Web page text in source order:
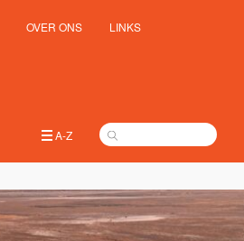
OVER ONS LINKS
A-Z